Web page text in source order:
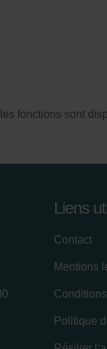
fonctions sont
Liens
Contact
Mentions
Politique